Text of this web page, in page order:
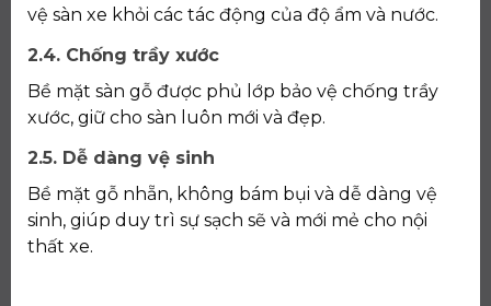
vệ sàn xe khỏi các tác động của độ ẩm và nước.
2.4. Chống trầy xước
Bề mặt sàn gỗ được phủ lớp bảo vệ chống trầy
xước, giữ cho sàn luôn mới và đẹp.
2.5. Dễ dàng vệ sinh
Bề mặt gỗ nhẵn, không bám bụi và dễ dàng vệ
sinh, giúp duy trì sự sạch sẽ và mới mẻ cho nội
thất xe.